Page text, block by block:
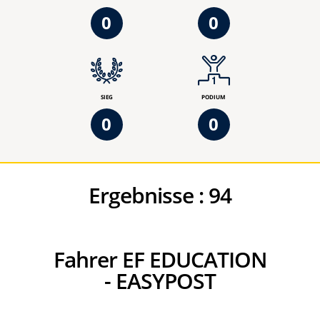
0 0
SIEG
0
PODIUM
0
Ergebnisse :94
Fahrer EF EDUCATION
- EASYPOST